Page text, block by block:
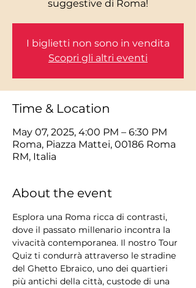
I biglietti non sono in vendita
Scopri gli altri eventi
Time & Location
May 07, 2025, 4:00 PM – 6:30 PM
Roma, Piazza Mattei, 00186 Roma
RM, Italia
About the event
Esplora una Roma ricca di contrasti,
dove il passato millenario incontra la
vivacità contemporanea. Il nostro Tour
Quiz ti condurrà attraverso le stradine
del Ghetto Ebraico, uno dei quartieri
più antichi della città, custode di una